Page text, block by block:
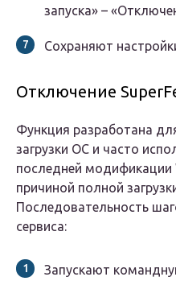
запуска» –
Сохраняют
Отключение
Функция разработана
загрузки ОС и часто
последней модификации
причиной полной
Последовательность
сервиса:
Запускают